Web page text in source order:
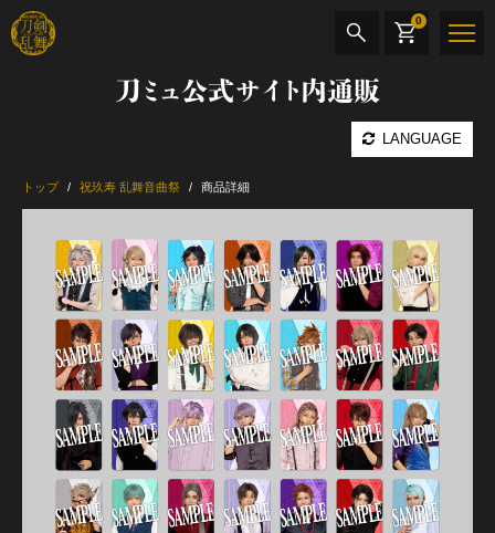
刀ミュ公式サイト内通販
LANGUAGE
0
最新カテゴリー
加州清光 単騎出陣 極
髭切 単騎出陣 ～夢幻泡影～
トップ 祝玖寿 乱舞音曲祭 商品詳細